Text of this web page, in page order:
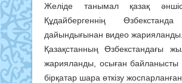
Желіде танымал қазақ
Құдайбергеннің
дайындығынан видео
Қазақстанның Өзбекстандағы
жарияланды, осыған байланысты
бірқатар шара өткізу жоспарланған.